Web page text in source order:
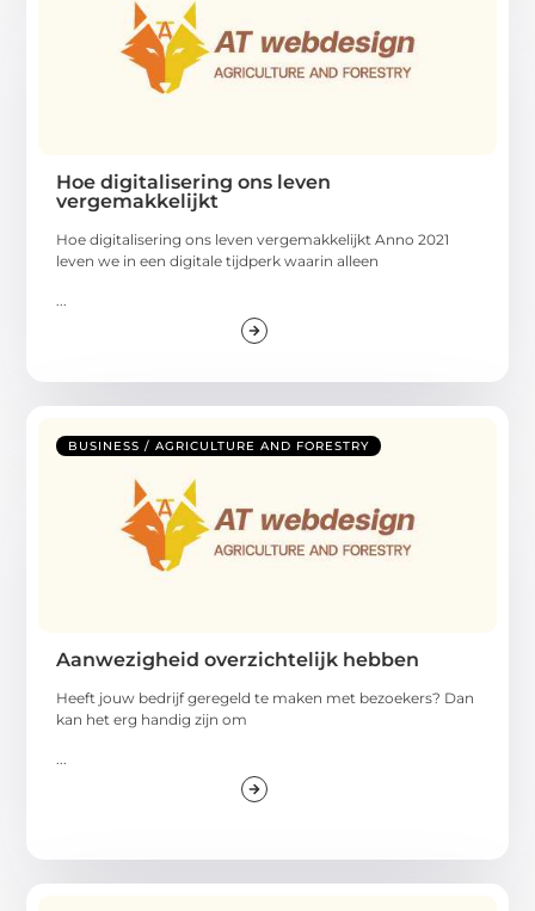
Hoe digitalisering ons leven
vergemakkelijkt
Hoe digitalisering ons leven vergemakkelijkt Anno 2021
leven we in een digitale tijdperk waarin alleen
BUSINESS / AGRICULTURE AND FORESTRY
Aanwezigheid overzichtelijk hebben
Heeft jouw bedrijf geregeld te maken met bezoekers? Dan
kan het erg handig zijn om